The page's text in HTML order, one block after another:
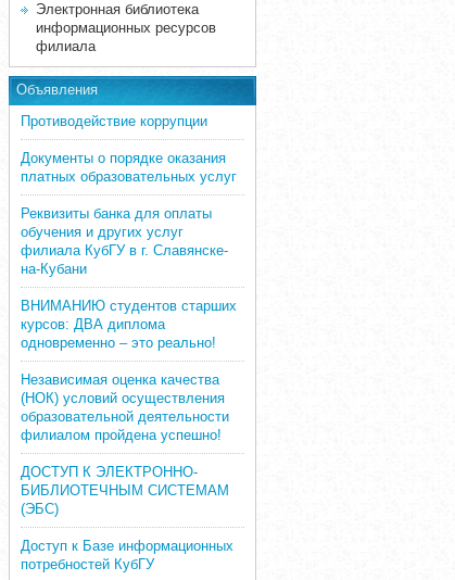
Электронная библиотека
информационных ресурсов
филиала
Объявления
Противодействие коррупции
Документы о порядке оказания
платных образовательных услуг
Реквизиты банка для оплаты
обучения и других услуг
филиала КубГУ в г. Славянске-
на-Кубани
ВНИМАНИЮ студентов старших
курсов: ДВА диплома
одновременно – это реально!
Независимая оценка качества
(НОК) условий осуществления
образовательной деятельности
филиалом пройдена успешно!
ДОСТУП К ЭЛЕКТРОННО-
БИБЛИОТЕЧНЫМ СИСТЕМАМ
(ЭБС)
Доступ к Базе информационных
потребностей КубГУ